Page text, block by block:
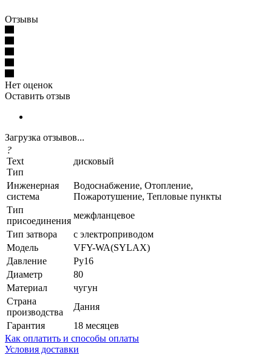
Отзывы
Нет оценок
Оставить отзыв
Загрузка отзывов...
?
Text
Тип
дисковый
Инженерная
система
Водоснабжение, Отопление,
Пожаротушение, Тепловые пункты
Тип
присоединения
межфланцевое
Тип затвора
с электроприводом
Модель
VFY-WA(SYLAX)
Давление
Ру16
Диаметр
80
Материал
чугун
Страна
производства
Дания
Гарантия
18 месяцев
Как оплатить и способы оплаты
Условия доставки